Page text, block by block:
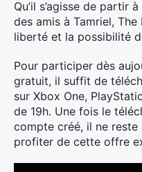
Qu’il s’agisse de partir
des amis à Tamriel,
liberté et la possibilité
Pour participer dès
gratuit, il suffit de
sur Xbox One,
de 19h. Une fois le
compte créé, il ne reste
profiter de cette offre